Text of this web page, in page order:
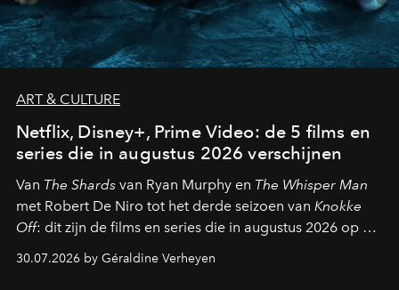
ART & CULTURE
Netflix, Disney+, Prime Video: de 5 films en
series die in augustus 2026 verschijnen
Van The Shards van Ryan Murphy en The Whisper Man
met Robert De Niro tot het derde seizoen van Knokke
Off: dit zijn de films en series die in augustus 2026 op de
30.07.2026 by Géraldine Verheyen